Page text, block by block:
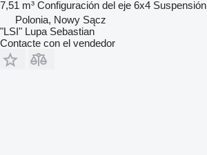
7,51 m³ Configuración del eje 6x4 Suspensión
Polonia, Nowy Sącz
"LSI" Lupa Sebastian
Contacte con el vendedor